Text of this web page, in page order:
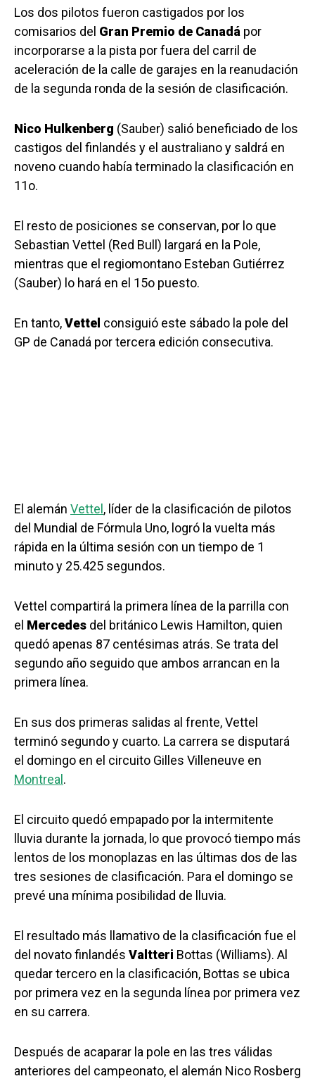
Los dos pilotos fueron castigados por los
comisarios del Gran Premio de Canadá por
incorporarse a la pista por fuera del carril de
aceleración de la calle de garajes en la reanudación
de la segunda ronda de la sesión de clasificación.
Nico Hulkenberg (Sauber) salió beneficiado de los
castigos del finlandés y el australiano y saldrá en
noveno cuando había terminado la clasificación en
11o.
El resto de posiciones se conservan, por lo que
Sebastian Vettel (Red Bull) largará en la Pole,
mientras que el regiomontano Esteban Gutiérrez
(Sauber) lo hará en el 15o puesto.
En tanto,Vettel consiguió este sábado la pole del
GP de Canadá por tercera edición consecutiva.
El alemán Vettel , líder de la clasificación de pilotos
del Mundial de Fórmula Uno, logró la vuelta más
rápida en la última sesión con un tiempo de 1
minuto y 25.425 segundos.
Vettel compartirá la primera línea de la parrilla con
el Mercedes del británico Lewis Hamilton, quien
quedó apenas 87 centésimas atrás. Se trata del
segundo año seguido que ambos arrancan en la
primera línea.
En sus dos primeras salidas al frente, Vettel
terminó segundo y cuarto. La carrera se disputará
el domingo en el circuito Gilles Villeneuve en
Montreal .
El circuito quedó empapado por la intermitente
lluvia durante la jornada, lo que provocó tiempo más
lentos de los monoplazas en las últimas dos de las
tres sesiones de clasificación. Para el domingo se
prevé una mínima posibilidad de lluvia.
El resultado más llamativo de la clasificación fue el
del novato finlandés Valtteri Bottas (Williams). Al
quedar tercero en la clasificación, Bottas se ubica
por primera vez en la segunda línea por primera vez
en su carrera.
Después de acaparar la pole en las tres válidas
anteriores del campeonato, el alemán Nico Rosberg